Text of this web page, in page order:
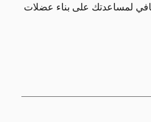
لمساعدتك على بناء عضلات